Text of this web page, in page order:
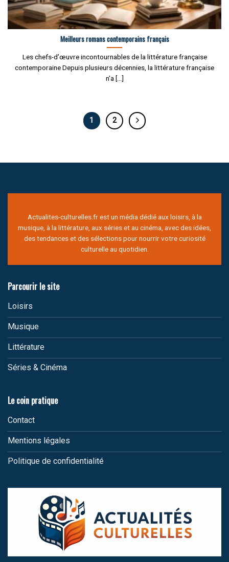
Meilleurs romans contemporains français
Les chefs-d’œuvre incontournables de la littérature française
contemporaine Depuis plusieurs décennies, la littérature française
n’a [...]
1 2
Actualites-culturelles.fr est un média dédié aux loisirs, à la
musique, à la littérature, aux séries et au cinéma, avec des idées,
des tendances et des sélections pour nourrir votre curiosité
culturelle au quotidien.
Parcourir le site
Loisirs
Musique
Littérature
Séries & Cinéma
Le coin pratique
Contact
Mentions légales
Politique de confidentialité